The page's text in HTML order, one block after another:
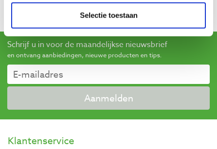
Selectie toestaan
beoordelingen gaat.Meer informatie
Schrijf u in voor de maandelijkse nieuwsbrief
en ontvang aanbiedingen, nieuwe producten en tips.
Aanmelden
Klantenservice